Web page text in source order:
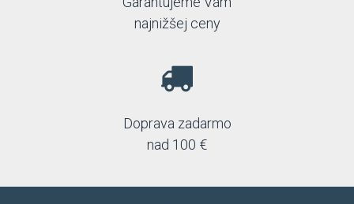
najnižšej ceny
Doprava zadarmo
nad 100 €